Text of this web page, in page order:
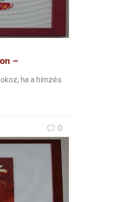
–
ha a hímzés
0